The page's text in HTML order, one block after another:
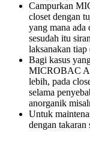
Campurkan
closet dengan
yang mana ada
sesudah itu
laksanakan
Bagi kasus
MICROBAC
lebih, pada
selama
anorganik
Untuk
dengan takaran